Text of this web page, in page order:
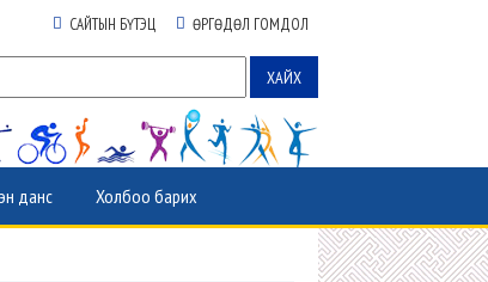
САЙТЫН БҮТЭЦ ӨРГӨДӨЛ ГОМДОЛ
данс Холбоо барих